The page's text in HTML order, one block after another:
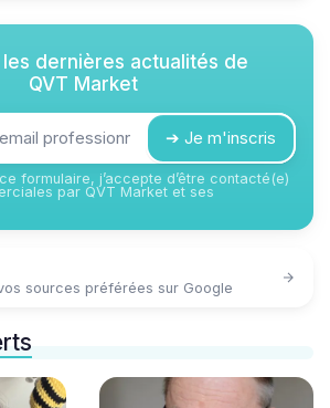
les dernières actualités de
QVT Market
➔ Je m'inscris
formulaire, j’accepte d’être contacté(e)
par QVT Market et ses
sources préférées sur Google